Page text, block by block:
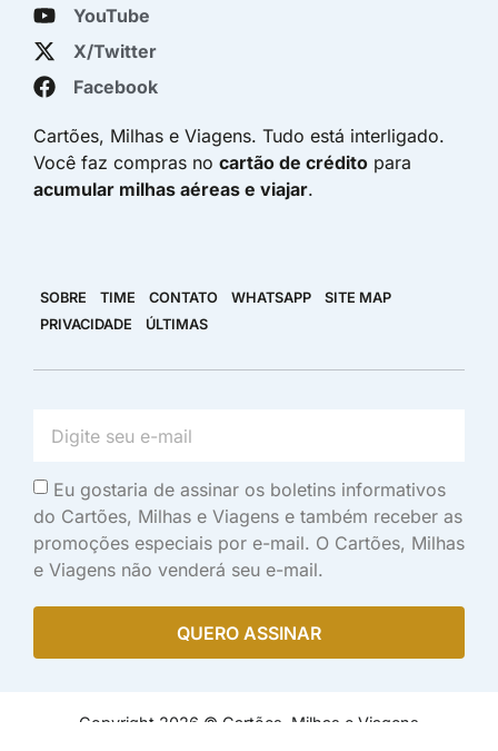
YouTube
X/Twitter
Facebook
Cartões, Milhas e Viagens. Tudo está interligado.
Você faz compras no cartão de crédito para
acumular milhas aéreas e viajar.
SOBRE TIME CONTATO WHATSAPP
SITE MAP
PRIVACIDADE
ÚLTIMAS
Eu gostaria de assinar os boletins informativos
do Cartões, Milhas e Viagens e também receber as
promoções especiais por e-mail. O Cartões, Milhas
e Viagens não venderá seu e-mail.
QUERO ASSINAR
Copyright 2026 © Cartões, Milhas e Viagens